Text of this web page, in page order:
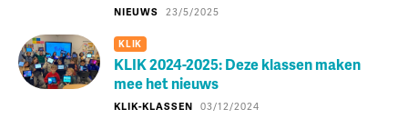
NIEUWS 23/5/2025
KLIK
KLIK 2024-2025: Deze klassen maken
mee het nieuws
KLIK-KLASSEN 03/12/2024